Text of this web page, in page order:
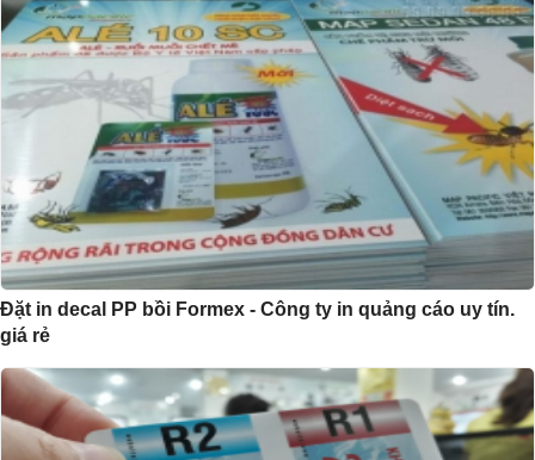
Đặt in decal PP bồi Formex - Công ty in quảng cáo uy tín.
giá rẻ